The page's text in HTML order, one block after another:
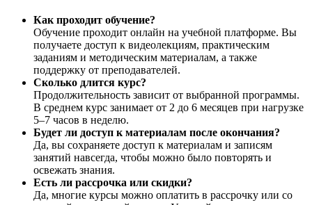
Как проходит обучение?
Обучение проходит онлайн на учебной платформе. Вы
получаете доступ к видеолекциям, практическим
заданиям и методическим материалам, а также
поддержку от преподавателей.
Сколько длится курс?
Продолжительность зависит от выбранной программы.
В среднем курс занимает от 2 до 6 месяцев при нагрузке
5–7 часов в неделю.
Будет ли доступ к материалам после окончания?
Да, вы сохраняете доступ к материалам и записям
занятий навсегда, чтобы можно было повторять и
освежать знания.
Есть ли рассрочка или скидки?
Да, многие курсы можно оплатить в рассрочку или со